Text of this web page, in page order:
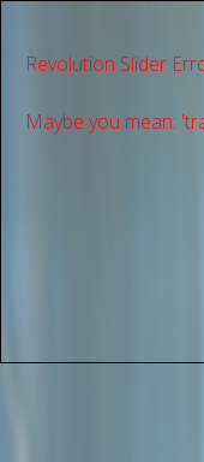
Revolution Slider
Maybe you mean: